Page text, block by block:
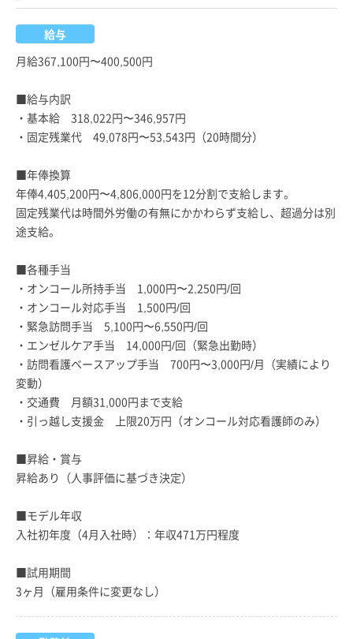
給与
月給367,100円〜400,500円
■給与内訳
・基本給 318,022円〜346,957円
・固定残業代 49,078円〜53,543円（20時間分）
■年俸換算
年俸4,405,200円〜4,806,000円を12分割で支給します。
固定残業代は時間外労働の有無にかかわらず支給し、超過分は別
途支給。
■各種手当
・オンコール所持手当 1,000円〜2,250円/回
・オンコール対応手当 1,500円/回
・緊急訪問手当 5,100円〜6,550円/回
・エンゼルケア手当 14,000円/回（緊急出勤時）
・訪問看護ベースアップ手当 700円〜3,000円/月（実績により
変動）
・交通費 月額31,000円まで支給
・引っ越し支援金 上限20万円（オンコール対応看護師のみ）
■昇給・賞与
昇給あり（人事評価に基づき決定）
■モデル年収
入社初年度（4月入社時）：年収471万円程度
■試用期間
3ヶ月（雇用条件に変更なし）